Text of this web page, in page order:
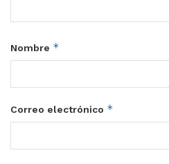
Nombre *
Correo electrónico *